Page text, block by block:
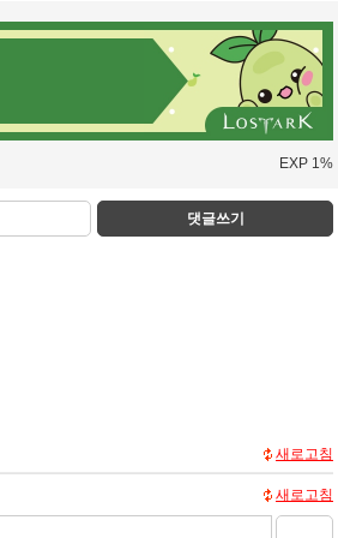
EXP 1%
댓글쓰기
새로고침
새로고침